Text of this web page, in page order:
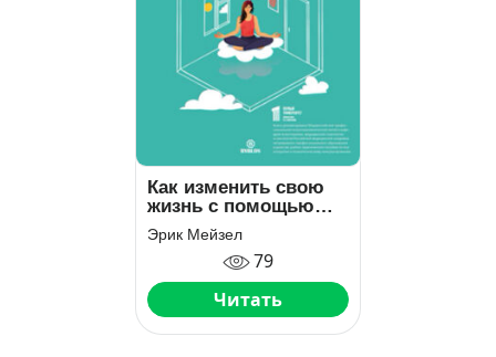
Как изменить свою
жизнь с помощью
когнитивно-
поведенческой
Эрик Мейзел
79
Читать